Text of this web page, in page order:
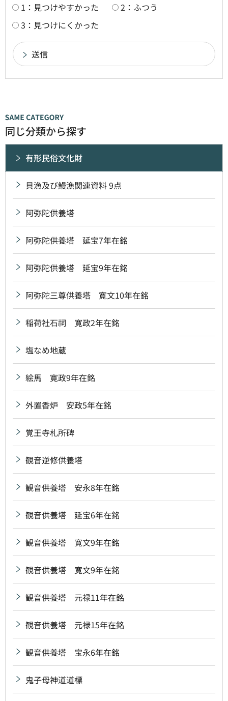
1：見つけやすかった
2：ふつう
3：見つけにくかった
同じ分類から探す
有形民俗文化財
貝漁及び鰻漁関連資料 9点
阿弥陀供養塔
阿弥陀供養塔 延宝7年在銘
阿弥陀供養塔 延宝9年在銘
阿弥陀三尊供養塔 寛文10年在銘
稲荷社石祠 寛政2年在銘
塩なめ地蔵
絵馬 寛政9年在銘
外置香炉 安政5年在銘
覚王寺札所碑
観音逆修供養塔
観音供養塔 安永8年在銘
観音供養塔 延宝6年在銘
観音供養塔 寛文9年在銘
観音供養塔 寛文9年在銘
観音供養塔 元禄11年在銘
観音供養塔 元禄15年在銘
観音供養塔 宝永6年在銘
鬼子母神道道標